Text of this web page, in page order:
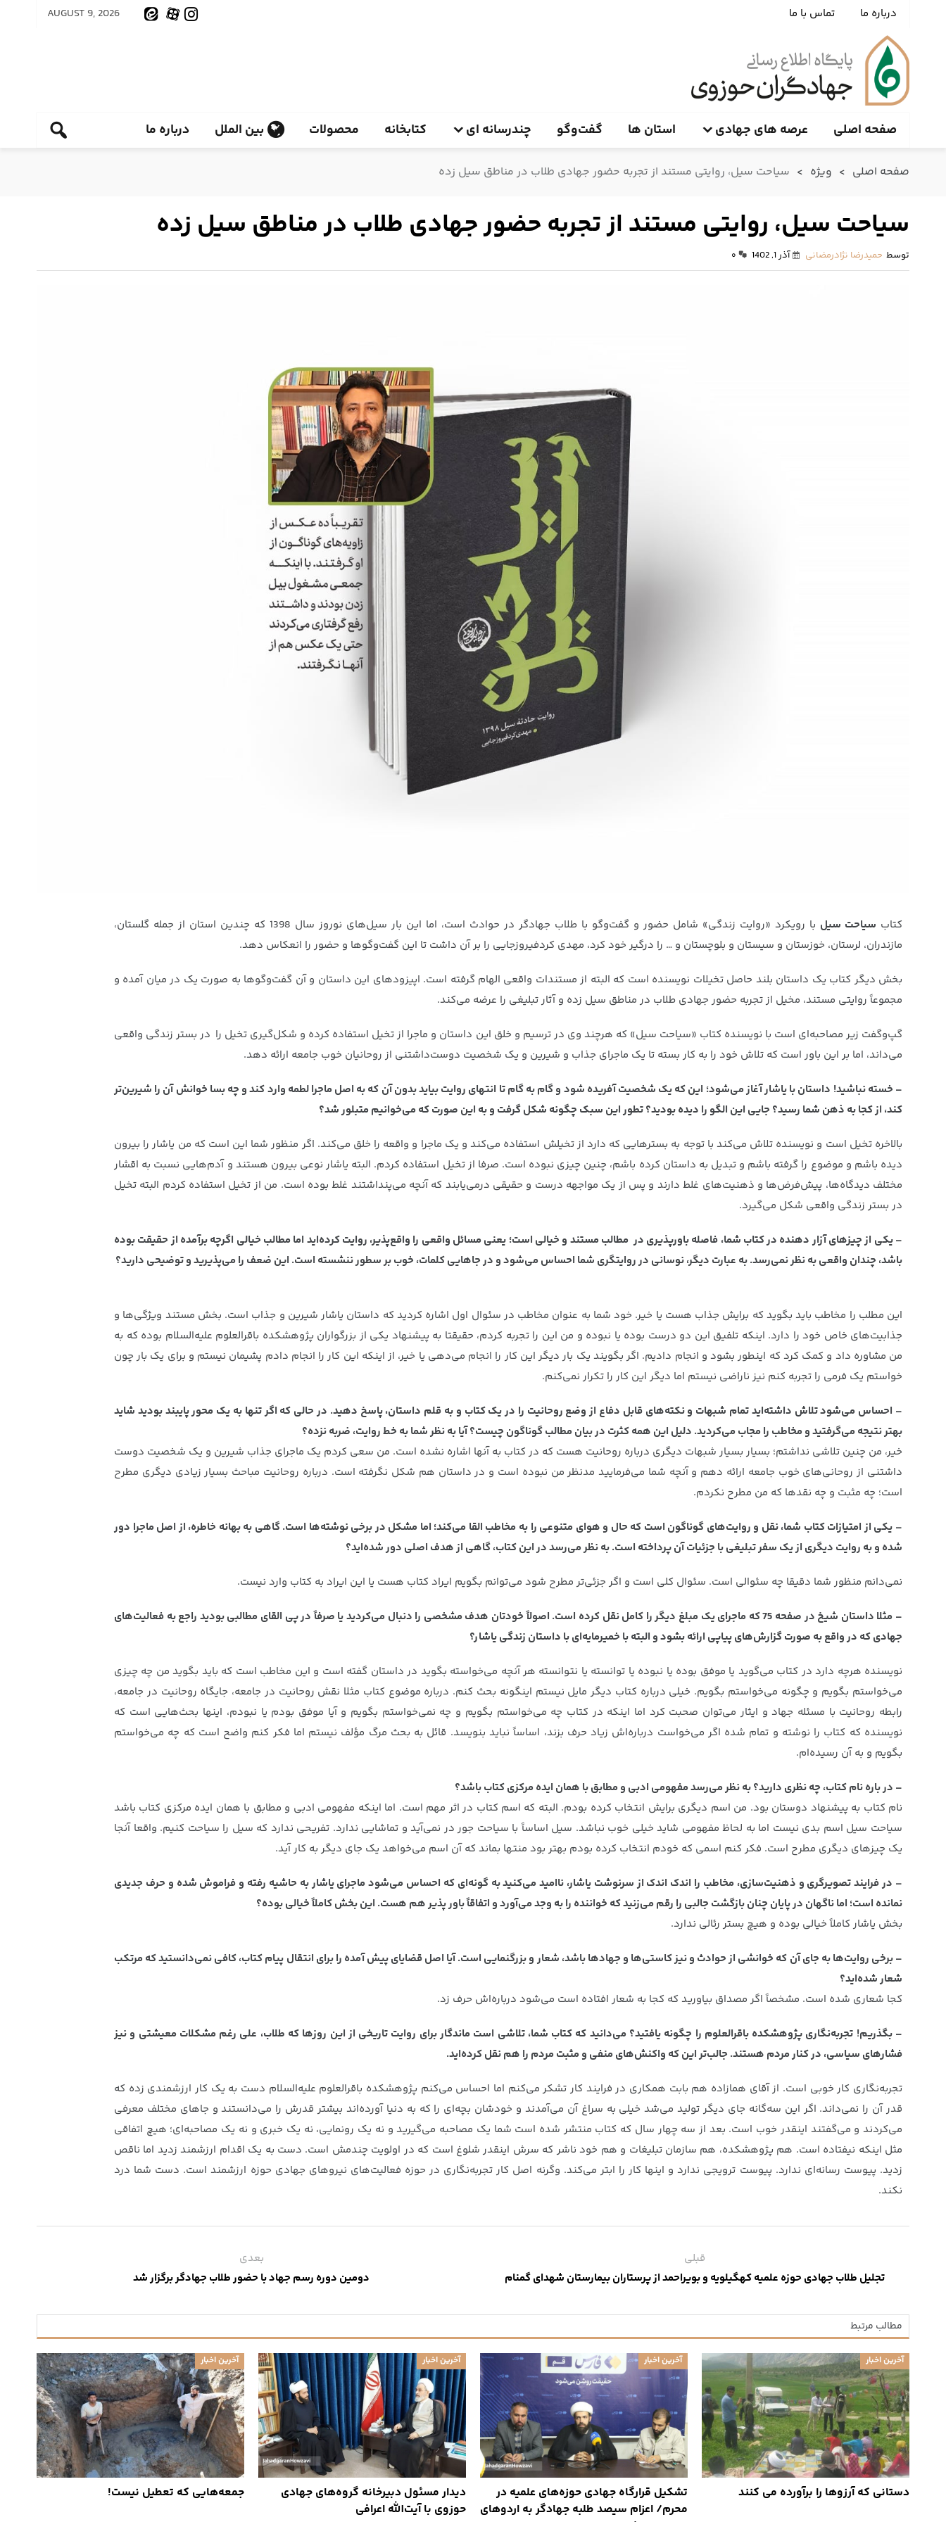
درباره ما تماس با ما AUGUST 9, 2026
صفحه اصلی عرصه های جهادی استان ها گفت‌وگو چندرسانه ای کتابخانه محصولات بین الملل درباره ما
صفحه اصلی > ویژه > سیاحت سیل، روایتی مستند از تجربه حضور جهادی طلاب در مناطق سیل زده
سیاحت سیل، روایتی مستند از تجربه حضور جهادی طلاب در مناطق سیل زده
توسط حمیدرضا نژادرمضانی آذر 1, 1402 ۰
کتاب سیاحت سیل
با رویکرد «روایت زندگی» شامل حضور و گفت‌وگو با طلاب جهادگر در حوادث است، اما این بار سیل‌های نوروز سال 1398 که چندین استان از جمله گلستان‌،
مازندران، لرستان، خوزستان و سیستان و بلوچستان و … را درگیر خود کرد، مهدی کردفیروزجایی را بر آن داشت تا این گفت‌‌وگوها و حضور را انعکاس دهد.
بخش دیگر کتاب یک داستان بلند حاصل تخیلات نویسنده است که البته از مستندات واقعی الهام گرفته است. اپیزودهای این داستان و آن گفت‌وگوها به صورت یک در میان آمده و
مجموعاً روایتی مستند، مخیل از تجربه حضور جهادی طلاب در مناطق سیل زده و آثار تبلیغی را عرضه می‌کند.
گپ‌وگفت زیر مصاحبه‌ای است با نویسنده کتاب «سیاحت سیل» که هرچند وی در ترسیم و خلق این داستان و ماجرا از تخیل استفاده کرده و شکل‌گیری تخیل را در بستر زندگی واقعی
می‌داند، اما بر این باور است که تلاش خود را به کار بسته تا یک ماجرای جذاب و شیرین و یک شخصیت دوست‌داشتنی از روحانیان خوب جامعه ارائه دهد.
– خسته نباشید! داستان با یاشار آغاز می‌شود؛ این که یک شخصیت آفریده شود و گام به گام تا انتهای روایت بیاید بدون آن که به اصل ماجرا لطمه وارد کند و چه بسا خوانش آن را شیرین‌تر
کند، از کجا به ذهن شما رسید؟ جایی این الگو را دیده بودید؟ تطور این سبک چگونه شکل گرفت و به این صورت که می‌خوانیم متبلور شد؟
بالاخره تخیل است و نویسنده تلاش می‌کند با توجه به بسترهایی که دارد از تخیلش استفاده می‌کند و یک ماجرا و واقعه را خلق می‌کند. اگر منظور شما این است که من یاشار را بیرون
دیده باشم و موضوع را گرفته باشم و تبدیل به داستان کرده باشم، چنین چیزی نبوده است. صرفا از تخیل استفاده کردم. البته یاشار نوعی بیرون هستند و آدم‌هایی نسبت به اقشار
مختلف دیدگاه‌ها، پیش‌فرض‌ها و ذهنیت‌های غلط دارند و پس از یک مواجهه درست و حقیقی درمی‌یابند که آنچه می‌پنداشتند غلط بوده است. من از تخیل استفاده کردم البته تخیل
در بستر زندگی واقعی شکل می‌گیرد.
– یکی از چیزهای آزار دهنده در کتاب شما، فاصله باورپذیری در مطالب مستند و خیالی است؛ یعنی مسائل واقعی را واقع‌پذیر، روایت کرده‌اید اما مطالب خیالی اگرچه برآمده از حقیقت بوده
باشد، چندان واقعی به نظر نمی‌رسد. به عبارت دیگر، نوسانی در روایتگری شما احساس می‌شود و در جاهایی کلمات، خوب بر سطور ننشسته است. این ضعف را می‌پذیرید و توضیحی دارید؟
این مطلب را مخاطب باید بگوید که برایش جذاب هست یا خیر. خود شما به عنوان مخاطب در سئوال اول اشاره کردید که داستان یاشار شیرین و جذاب است. بخش مستند ویژگی‌ها و
جذابیت‌های خاص خود را دارد. اینکه تلفیق این دو درست بوده یا نبوده و من این را تجربه کردم، حقیقتا به پیشنهاد یکی از بزرگواران پژوهشکده باقرالعلوم علیه‌السلام بوده که به
من مشاوره داد و کمک کرد که اینطور بشود و انجام دادیم. اگر بگویند یک بار دیگر این کار را انجام می‌دهی یا خیر، از اینکه این کار را انجام دادم پشیمان نیستم و برای یک بار چون
خواستم یک فرمی را تجربه کنم نیز ناراضی نیستم اما دیگر این کار را تکرار نمی‌کنم.
– احساس می‌شود تلاش داشته‌اید تمام شبهات و نکته‌های قابل دفاع از وضع روحانیت را در یک کتاب و به قلم داستان، پاسخ دهید. در حالی که اگر تنها به یک محور پایبند بودید شاید
بهتر نتیجه می‌گرفتید و مخاطب را مجاب می‌کردید. دلیل این همه کثرت در بیان مطالب گوناگون چیست؟ آیا به نظر شما به خط روایت، ضربه نزده؟
خیر، من چنین تلاشی نداشتم؛ بسیار بسیار شبهات دیگری درباره روحانیت هست که در کتاب به آنها اشاره نشده است. من سعی کردم یک ماجرای جذاب شیرین و یک شخصیت دوست
داشتنی از روحانی‌های خوب جامعه ارائه دهم و آنچه شما می‌فرمایید مدنظر من نبوده است و در داستان هم شکل نگرفته است. درباره روحانیت مباحث بسیار زیادی دیگری مطرح
است؛ چه مثبت و چه نقدها که من مطرح نکردم.
– یکی از امتیازات کتاب شما، نقل و روایت‌های گوناگون است که حال و هوای متنوعی را به مخاطب القا می‌کند؛ اما مشکل در برخی نوشته‌ها است. گاهی به بهانه خاطره، از اصل ماجرا دور
شده و به روایت دیگری از یک سفر تبلیغی با جزئیات آن پرداخته است. به نظر می‌رسد در این کتاب، گاهی از هدف اصلی دور شده‌اید؟
نمی‌دانم منظور شما دقیقا چه سئوالی است. سئوال کلی است و اگر جزئی‌تر مطرح شود می‌توانم بگویم ایراد کتاب هست یا این ایراد به کتاب وارد نیست.
– مثلا داستان شیخ در صفحه 75 که ماجرای یک مبلغ دیگر را کامل نقل کرده است. اصولاً خودتان هدف مشخصی را دنبال می‌کردید یا صرفاً در پی القای مطالبی بودید راجع به فعالیت‌های
جهادی که در واقع به صورت گزارش‌های پیاپی ارائه بشود و البته با خمیرمایه‌ای با داستان زندگی یاشار؟
نویسنده هرچه دارد در کتاب می‌گوید یا موفق بوده یا نبوده یا توانسته یا نتوانسته هر آنچه می‌خواسته بگوید در داستان گفته است و این مخاطب است که باید بگوید من چه چیزی
می‌خواستم بگویم و چگونه می‌خواستم بگویم. خیلی درباره کتاب دیگر مایل نیستم اینگونه بحث کنم. درباره موضوع کتاب مثلا نقش روحانیت در جامعه، جایگاه روحانیت در جامعه،
رابطه روحانیت با مسئله جهاد و ایثار می‌توان صحبت کرد اما اینکه در کتاب چه می‌خواستم بگویم و چه نمی‌خواستم بگویم و آیا موفق بودم یا نبودم، اینها بحث‌هایی است که
نویسنده که کتاب را نوشته و تمام شده اگر می‌خواست درباره‌اش زیاد حرف بزند، اساساً نباید بنویسد. قائل به بحث مرگ مؤلف نیستم اما فکر کنم واضح است که چه می‌خواستم
بگویم و به آن رسیده‌ام.
– در باره نام کتاب، چه نظری دارید؟ به نظر می‌رسد مفهومی ادبی و مطابق با همان ایده مرکزی کتاب باشد؟
نام کتاب به پیشنهاد دوستان بود. من اسم دیگری برایش انتخاب کرده بودم. البته که اسم کتاب در اثر مهم است. اما اینکه مفهومی ادبی و مطابق با همان ایده مرکزی کتاب باشد
سیاحت سیل اسم بدی نیست اما به لحاظ مفهومی شاید خیلی خوب نباشد. سیل اساساً با سیاحت جور در نمی‌آید و تماشایی ندارد. تفریحی ندارد که سیل را سیاحت کنیم. واقعا آنجا
یک چیزهای دیگری مطرح است. فکر کنم اسمی که خودم انتخاب کرده بودم بهتر بود منتها بماند که آن اسم می‌خواهد یک جای دیگر به کار آید.
– در فرایند تصویرگری و ذهنیت‌سازی، مخاطب را اندک اندک از سرنوشت یاشار، ناامید می‌کنید به گونه‌ای که احساس می‌شود ماجرای یاشار به حاشیه رفته و فراموش شده و حرف جدیدی
نمانده است؛ اما ناگهان در پایان چنان بازگشت جالبی را رقم می‌زنید که خواننده را به وجد می‌آورد و اتفاقاً باور پذیر هم هست. این بخش کاملاً خیالی بوده؟
بخش یاشار کاملاً خیالی بوده و هیچ بستر رئالی ندارد.
– برخی روایت‌ها به جای آن که خوانشی از حوادث و نیز کاستی‌ها و جهادها باشد، شعار و بزرگنمایی است. آیا اصل قضایای پیش آمده را برای انتقال پیام کتاب، کافی نمی‌دانستید که مرتکب
شعار شده‌اید؟
کجا شعاری شده است. مشخصاً اگر مصداق بیاورید که کجا به شعار افتاده است می‌شود درباره‌اش حرف زد.
– بگذریم! تجربه‌نگاری پژوهشکده باقرالعلوم را چگونه یافتید؟ می‌دانید که کتاب شما، تلاشی است ماندگار برای روایت تاریخی از این روزها که طلاب، علی رغم مشکلات معیشتی و نیز
فشارهای سیاسی، در کنار مردم هستند. جالب‌تر این که واکنش‌های منفی و مثبت مردم را هم نقل کرده‌اید.
تجربه‌نگاری کار خوبی است. از آقای همازاده هم بابت همکاری در فرایند کار تشکر می‌کنم اما احساس می‌کنم پژوهشکده باقرالعلوم علیه‌السلام دست به یک کار ارزشمندی زده که
قدر آن را نمی‌داند. اگر این سه‌گانه جای دیگر تولید می‌شد خیلی به سراغ آن می‌آمدند و خودشان بچه‌ای را که به دنیا آورده‌اند بیشتر قدرش را می‌دانستند و جاهای مختلف معرفی
می‌کردند و می‌گفتند اینقدر خوب است. بعد از سه چهار سال که کتاب منتشر شده است شما یک مصاحبه می‌گیرید و نه یک رونمایی، نه یک خبری و نه یک مصاحبه‌ای؛ هیچ اتفاقی
مثل اینکه نیفتاده است. هم پژوهشکده،‌ هم سازمان تبلیغات و هم خود ناشر که سرش اینقدر شلوغ است که در اولویت چندمش است. دست به یک اقدام ارزشمند زدید اما ناقص
زدید. پیوست رسانه‌ای ندارد. پیوست ترویجی ندارد و اینها کار را ابتر می‌کند. وگرنه اصل کار تجربه‌نگاری در حوزه فعالیت‌های نیروهای جهادی حوزه ارزشمند است. دست شما درد
نکند.
قبلی
تجلیل طلاب جهادی حوزه علمیه کهگیلویه و بویراحمد از پرستاران بیمارستان شهدای گمنام
بعدی
دومین دوره رسم جهاد با حضور طلاب جهادگر برگزار شد
مطالب مرتبط
آخرین اخبار
دستانی که آرزوها را برآورده می کنند
آخرین اخبار
تشکیل قرارگاه جهادی حوزه‌های علمیه در
محرم/ اعزام سیصد طلبه جهادگر به اردوهای
آخرین اخبار
دیدار مسئول دبیرخانه گروه‌های جهادی
حوزوی با آیت‌الله اعرافی
آخرین اخبار
جمعه‌هایی که تعطیل نیست!